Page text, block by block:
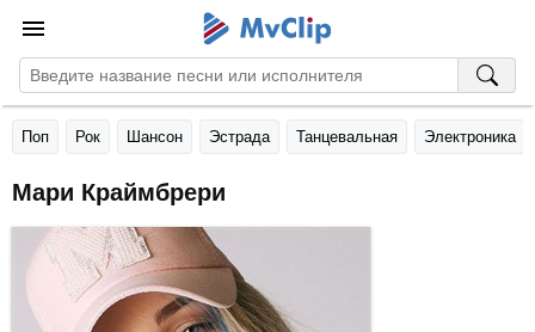
Поп Рок Шансон Эстрада Танцевальная Электроника
Мари Краймбрери